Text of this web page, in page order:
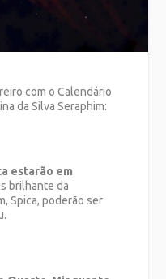
com o Calendário
da Silva Seraphim:
estarão em
brilhante da
Spica, poderão ser